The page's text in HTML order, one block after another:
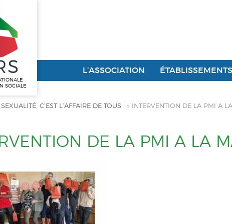
SOCIALE
L’ASSOCIATION
SEXUALITÉ, C’EST L’AFFAIRE DE TOUS ! » INTERVENTION DE LA PMI A
DE LA PMI A LA